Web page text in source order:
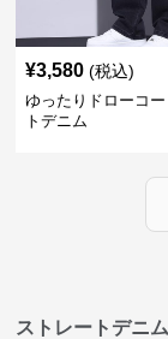
¥3,580 (税込)
ゆったりドローコ
トデニム
ストレートデニ